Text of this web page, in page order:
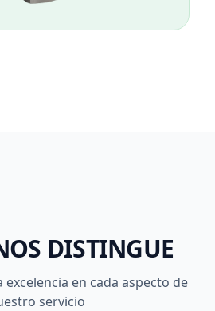
DISTINGUE
en cada aspecto de
servicio